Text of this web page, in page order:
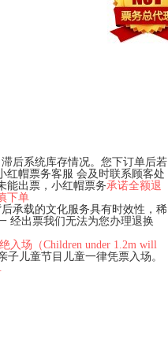
后系统库存情况。您下订单后若
红帽票务客服 会及时联系顾客处
能出票，小红帽票务承诺全额退
下单
承载的文化服务具有时效性，稀
经出票我们无法为您办理退换
入场（Children under 1.2m will
子儿童节目儿童一律凭票入场。